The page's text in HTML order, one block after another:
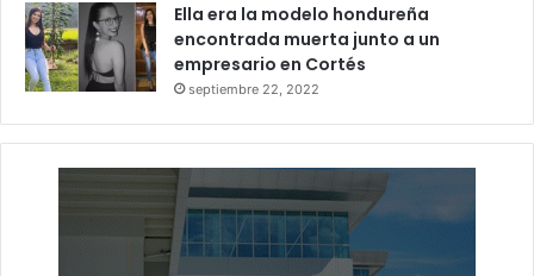
Ella era la modelo hondureña
encontrada muerta junto a un
empresario en Cortés
septiembre 22, 2022